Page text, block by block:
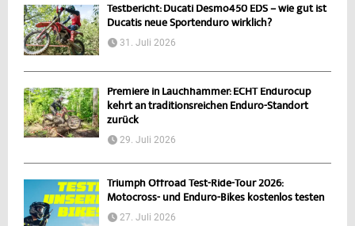
Testbericht: Ducati Desmo450 EDS – wie gut ist
Ducatis neue Sportenduro wirklich?
31. Juli 2026
Premiere in Lauchhammer: ECHT Endurocup
kehrt an traditionsreichen Enduro-Standort
zurück
29. Juli 2026
Triumph Offroad Test-Ride-Tour 2026:
Motocross- und Enduro-Bikes kostenlos testen
27. Juli 2026